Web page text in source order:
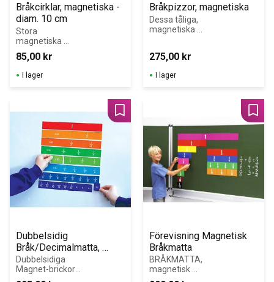
Bråkcirklar, magnetiska -
diam. 10 cm
Stora
magnetiska
bråkcirklar.
Diameter 10 cm!
Totalt 8
bråkcirklar i 8
85,00 kr
I lager
Bråkpizzor, magnetiska
Dessa tåliga,
magnetiska
pizzor tryckta
275,00 kr
I lager
Dubbelsidig
Bråk/Decimalmatta,
magnetisk
Dubbelsidiga
Magnet-brickor
Bråk/Decimal
Lägg till i favoriter
Förevisning Magnetisk
Bråkmatta
BRÅKMATTA,
magnetisk
Illustrerar